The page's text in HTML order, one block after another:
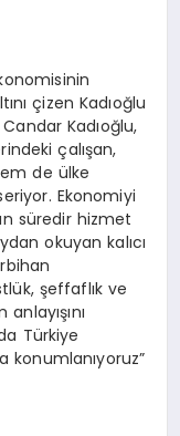
çizen Kadıoğlu
Kadıoğlu,
çalışan,
de ülke
Ekonomiyi
süredir hizmet
okuyan kalıcı
şeffaflık ve
Türkiye
konumlanıyoruz”